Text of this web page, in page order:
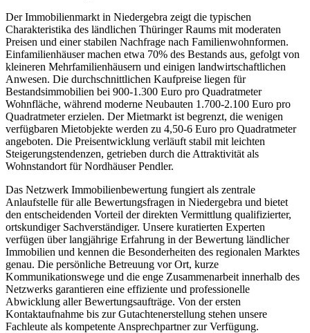
Der Immobilienmarkt in Niedergebra zeigt die typischen
Charakteristika des ländlichen Thüringer Raums mit moderaten
Preisen und einer stabilen Nachfrage nach Familienwohnformen.
Einfamilienhäuser machen etwa 70% des Bestands aus, gefolgt von
kleineren Mehrfamilienhäusern und einigen landwirtschaftlichen
Anwesen. Die durchschnittlichen Kaufpreise liegen für
Bestandsimmobilien bei 900-1.300 Euro pro Quadratmeter
Wohnfläche, während moderne Neubauten 1.700-2.100 Euro pro
Quadratmeter erzielen. Der Mietmarkt ist begrenzt, die wenigen
verfügbaren Mietobjekte werden zu 4,50-6 Euro pro Quadratmeter
angeboten. Die Preisentwicklung verläuft stabil mit leichten
Steigerungstendenzen, getrieben durch die Attraktivität als
Wohnstandort für Nordhäuser Pendler.
Das Netzwerk Immobilienbewertung fungiert als zentrale
Anlaufstelle für alle Bewertungsfragen in Niedergebra und bietet
den entscheidenden Vorteil der direkten Vermittlung qualifizierter,
ortskundiger Sachverständiger. Unsere kuratierten Experten
verfügen über langjährige Erfahrung in der Bewertung ländlicher
Immobilien und kennen die Besonderheiten des regionalen Marktes
genau. Die persönliche Betreuung vor Ort, kurze
Kommunikationswege und die enge Zusammenarbeit innerhalb des
Netzwerks garantieren eine effiziente und professionelle
Abwicklung aller Bewertungsaufträge. Von der ersten
Kontaktaufnahme bis zur Gutachtenerstellung stehen unsere
Fachleute als kompetente Ansprechpartner zur Verfügung.